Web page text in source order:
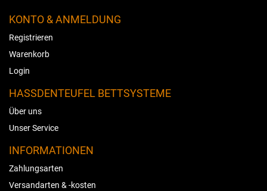
KONTO & ANMELDUNG
Registrieren
Warenkorb
Login
HASSDENTEUFEL BETTSYSTEME
Über uns
Unser Service
INFORMATIONEN
Zahlungsarten
Versandarten & -kosten